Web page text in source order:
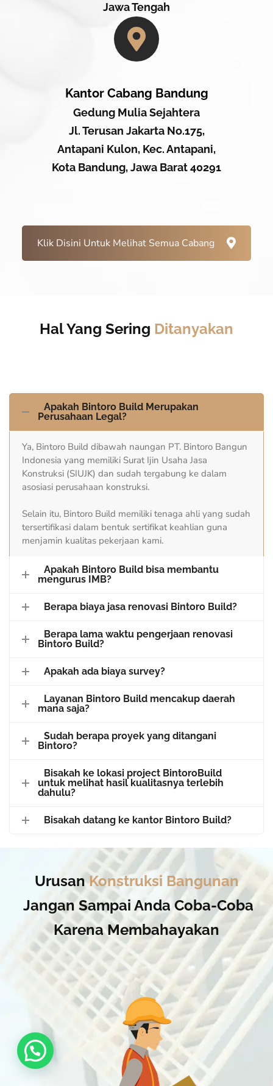
Jawa Tengah
Kantor Cabang Bandung
Gedung Mulia Sejahtera
Jl. Terusan Jakarta No.175,
Antapani Kulon, Kec. Antapani,
Kota Bandung, Jawa Barat 40291
Klik Disini Untuk Melihat Semua Cabang
Hal Yang Sering Ditanyakan
Apakah Bintoro Build Merupakan
Perusahaan Legal?
Ya, Bintoro Build dibawah naungan PT. Bintoro Bangun
Indonesia yang memiliki Surat Ijin Usaha Jasa
Konstruksi (SIUJK) dan sudah tergabung ke dalam
asosiasi perusahaan konstruksi.
Selain itu, Bintoro Build memiliki tenaga ahli yang sudah
tersertifikasi dalam bentuk sertifikat keahlian guna
menjamin kualitas pekerjaan kami.
Apakah Bintoro Build bisa membantu
mengurus IMB?
Berapa biaya jasa renovasi Bintoro Build?
Berapa lama waktu pengerjaan renovasi
Bintoro Build?
Apakah ada biaya survey?
Layanan Bintoro Build mencakup daerah
mana saja?
Sudah berapa proyek yang ditangani
Bintoro?
Bisakah ke lokasi project BintoroBuild
untuk melihat hasil kualitasnya terlebih
dahulu?
Bisakah datang ke kantor Bintoro Build?
UrusanKonstruksi Bangunan
Jangan Sampai Anda Coba-Coba
Karena Membahayakan